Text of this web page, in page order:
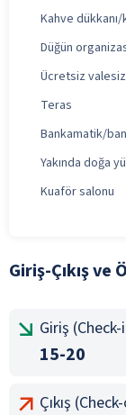
Kahve dükkanı/
Düğün
Ücretsiz
Teras
Bankamatik/
Yakında doğa
Kuaför salonu
Giriş-Çıkış
Giriş
15-20
Çıkış